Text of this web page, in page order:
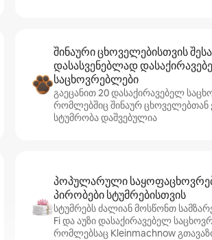
შინაური ცხოველებისთვის
დასასვენებლად
საცხოვრებლები
გაეცანით 20 დასაქირავებელ
რომლებშიც შინაურ
სტუმრობა დაშვებულია
პოპულარული
პირობები სტუმრებისთვის
სტუმრებს ძალიან მოსწონთ
Fi და აუზი დასაქირავებელ
რომლებსაც Kleinmachnow